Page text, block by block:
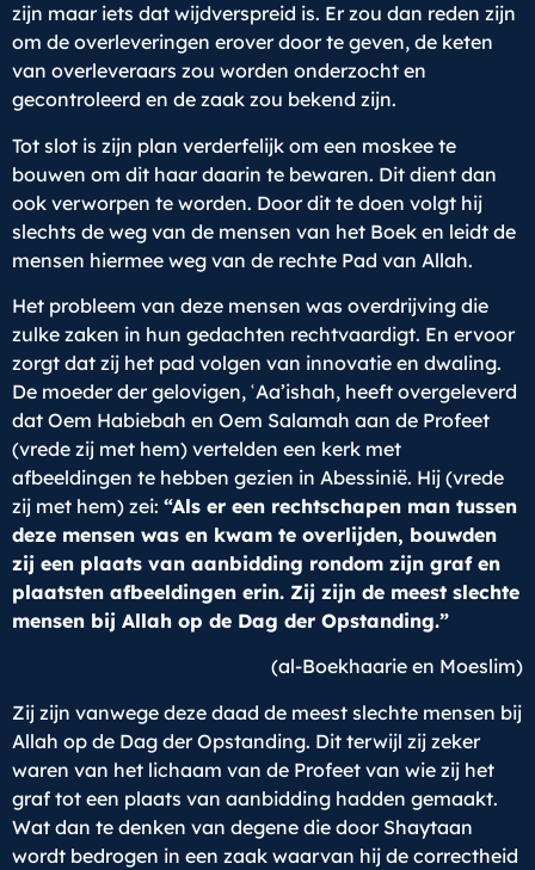
zijn maar iets dat wijdverspreid is. Er zou dan reden zijn
om de overleveringen erover door te geven, de keten
van overleveraars zou worden onderzocht en
gecontroleerd en de zaak zou bekend zijn.
Tot slot is zijn plan verderfelijk om een moskee te
bouwen om dit haar daarin te bewaren. Dit dient dan
ook verworpen te worden. Door dit te doen volgt hij
slechts de weg van de mensen van het Boek en leidt de
mensen hiermee weg van de rechte Pad van Allah.
Het probleem van deze mensen was overdrijving die
zulke zaken in hun gedachten rechtvaardigt. En ervoor
zorgt dat zij het pad volgen van innovatie en dwaling.
De moeder der gelovigen, ʿAa’ishah, heeft overgeleverd
dat Oem Habiebah en Oem Salamah aan de Profeet
(vrede zij met hem) vertelden een kerk met
afbeeldingen te hebben gezien in Abessinië. Hij (vrede
zij met hem) zei: “Als er een rechtschapen man tussen
deze mensen was en kwam te overlijden, bouwden
zij een plaats van aanbidding rondom zijn graf en
plaatsten afbeeldingen erin. Zij zijn de meest slechte
mensen bij Allah op de Dag der Opstanding.”
(al-Boekhaarie en Moeslim)
Zij zijn vanwege deze daad de meest slechte mensen bij
Allah op de Dag der Opstanding. Dit terwijl zij zeker
waren van het lichaam van de Profeet van wie zij het
graf tot een plaats van aanbidding hadden gemaakt.
Wat dan te denken van degene die door Shaytaan
wordt bedrogen in een zaak waarvan hij de correctheid